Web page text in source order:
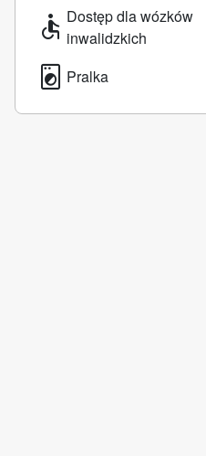
accessible Dostęp dla wózków
inwalidzkich
local_laundry_service Pralka